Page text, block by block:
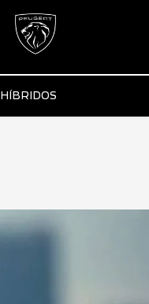
HÍBRIDOS